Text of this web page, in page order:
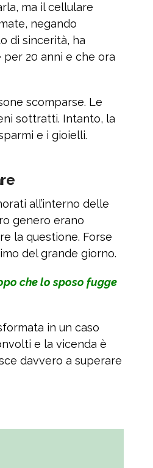
ma il cellulare
negando
di sincerità, ha
20 anni e che ora
scomparse. Le
sottratti. Intanto, la
e i gioielli.
all’interno delle
genero erano
la questione. Forse
del grande giorno.
che lo sposo fugge
in un caso
e la vicenda è
davvero a superare